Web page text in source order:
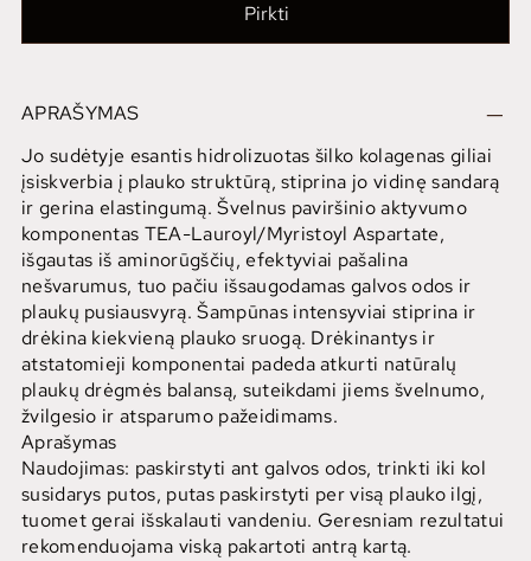
Pirkti
APRAŠYMAS
Jo sudėtyje esantis hidrolizuotas šilko kolagenas giliai
įsiskverbia į plauko struktūrą, stiprina jo vidinę sandarą
ir gerina elastingumą. Švelnus paviršinio aktyvumo
komponentas TEA-Lauroyl/Myristoyl Aspartate,
išgautas iš aminorūgščių, efektyviai pašalina
nešvarumus, tuo pačiu išsaugodamas galvos odos ir
plaukų pusiausvyrą. Šampūnas intensyviai stiprina ir
drėkina kiekvieną plauko sruogą. Drėkinantys ir
atstatomieji komponentai padeda atkurti natūralų
plaukų drėgmės balansą, suteikdami jiems švelnumo,
žvilgesio ir atsparumo pažeidimams.
Aprašymas
Naudojimas: paskirstyti ant galvos odos, trinkti iki kol
susidarys putos, putas paskirstyti per visą plauko ilgį,
tuomet gerai išskalauti vandeniu. Geresniam rezultatui
rekomenduojama viską pakartoti antrą kartą.